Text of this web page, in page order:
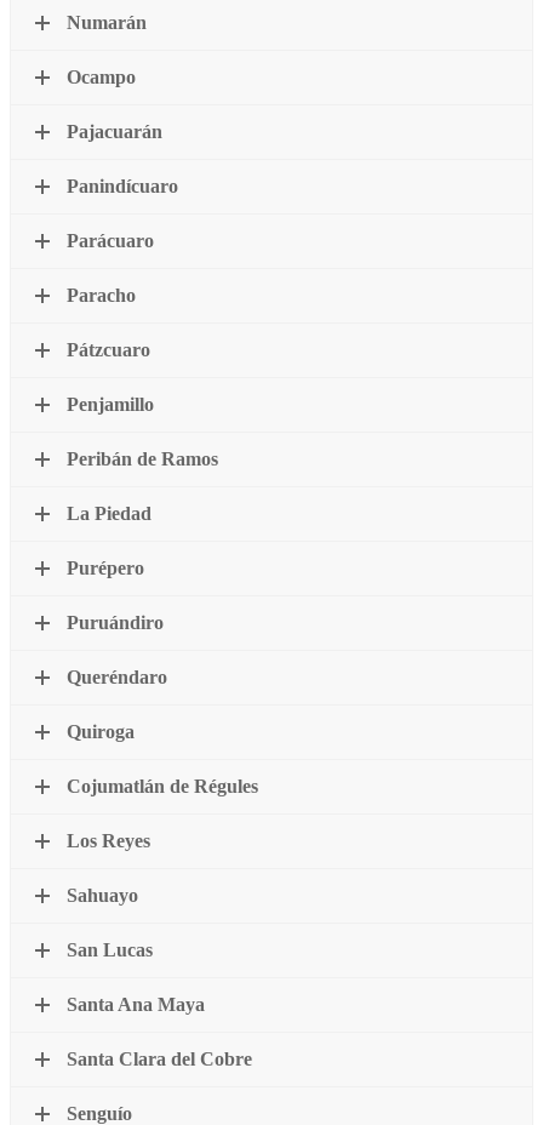
Numarán
Ocampo
Pajacuarán
Panindícuaro
Parácuaro
Paracho
Pátzcuaro
Penjamillo
Peribán de Ramos
La Piedad
Purépero
Puruándiro
Queréndaro
Quiroga
Cojumatlán de Régules
Los Reyes
Sahuayo
San Lucas
Santa Ana Maya
Santa Clara del Cobre
Senguío